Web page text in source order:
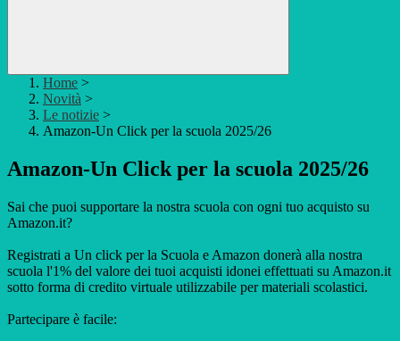
Home >
Novità >
Le notizie >
Amazon-Un Click per la scuola 2025/26
Amazon-Un Click per la scuola 2025/26
Sai che puoi supportare la nostra scuola con ogni tuo acquisto su
Amazon.it?
Registrati a Un click per la Scuola e Amazon donerà alla nostra
scuola l'1% del valore dei tuoi acquisti idonei effettuati su Amazon.it
sotto forma di credito virtuale utilizzabile per materiali scolastici.
Partecipare è facile: